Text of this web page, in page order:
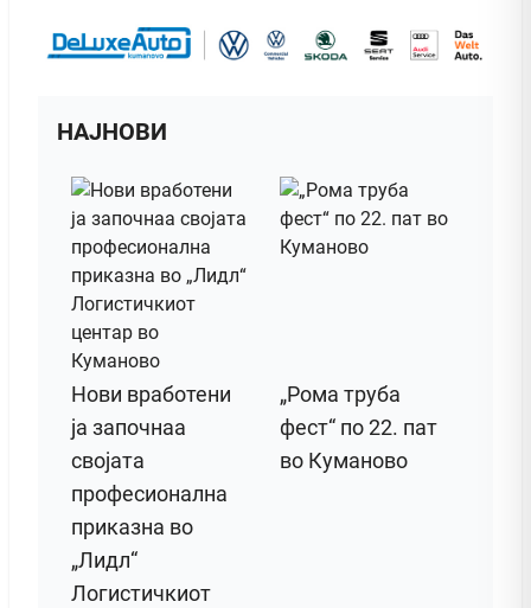
НАЈНОВИ
Нови вработени
ја започнаа
својата
професионална
приказна во
„Лидл“
Логистичкиот
„Рома труба
фест“ по 22. пат
во Куманово